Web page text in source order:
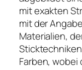
mit exakten
mit der
Materialien,
Farben, wobei